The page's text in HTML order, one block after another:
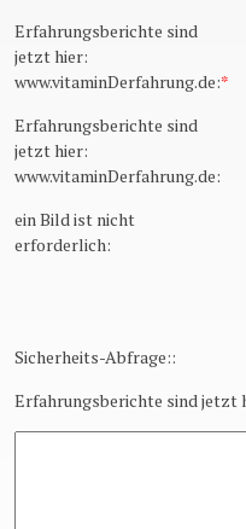
Erfahrungsberichte sind
jetzt hier:
www.vitaminDerfahrung.de:*
Erfahrungsberichte sind
jetzt hier:
www.vitaminDerfahrung.de:
ein Bild ist nicht
erforderlich:
Sicherheits-Abfrage::
Erfahrungsberichte sind jetzt